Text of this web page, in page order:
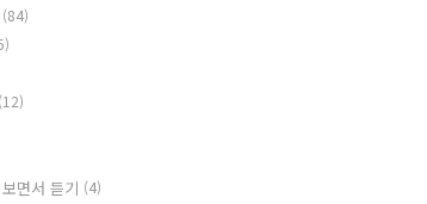
(84)
(12)
면서 듣기 (4)